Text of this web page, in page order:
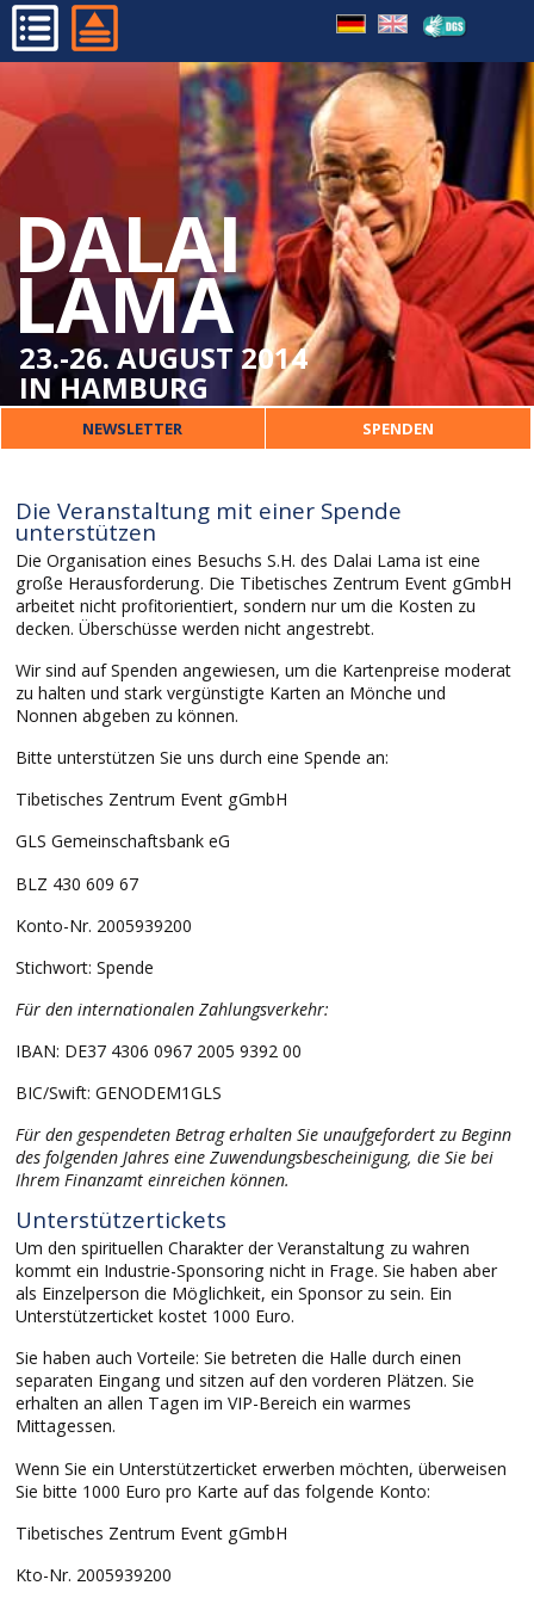
DALAI
LAMA
23.-26. AUGUST 2014
IN HAMBURG
PROGRAMM
ORGANISATORISCHES
VERANSTALTER
PRESSE
KONTAKT
NEWSLETTER SPENDEN
Die Veranstaltung mit einer Spende
unterstützen
Die Organisation eines Besuchs S.H. des Dalai Lama ist eine
große Herausforderung. Die Tibetisches Zentrum Event gGmbH
arbeitet nicht profitorientiert, sondern nur um die Kosten zu
decken. Überschüsse werden nicht angestrebt.
Wir sind auf Spenden angewiesen, um die Kartenpreise moderat
zu halten und stark vergünstigte Karten an Mönche und
Nonnen abgeben zu können.
Bitte unterstützen Sie uns durch eine Spende an:
Tibetisches Zentrum Event gGmbH
GLS Gemeinschaftsbank eG
BLZ 430 609 67
Konto-Nr. 2005939200
Stichwort: Spende
Für den internationalen Zahlungsverkehr:
IBAN: DE37 4306 0967 2005 9392 00
BIC/Swift: GENODEM1GLS
Für den gespendeten Betrag erhalten Sie unaufgefordert zu Beginn
des folgenden Jahres eine Zuwendungsbescheinigung, die Sie bei
Ihrem Finanzamt einreichen können.
Unterstützertickets
Um den spirituellen Charakter der Veranstaltung zu wahren
kommt ein Industrie-Sponsoring nicht in Frage. Sie haben aber
als Einzelperson die Möglichkeit, ein Sponsor zu sein. Ein
Unterstützerticket kostet 1000 Euro.
Sie haben auch Vorteile: Sie betreten die Halle durch einen
separaten Eingang und sitzen auf den vorderen Plätzen. Sie
erhalten an allen Tagen im VIP-Bereich ein warmes
Mittagessen.
Wenn Sie ein Unterstützerticket erwerben möchten, überweisen
Sie bitte 1000 Euro pro Karte auf das folgende Konto:
Tibetisches Zentrum Event gGmbH
Kto-Nr. 2005939200